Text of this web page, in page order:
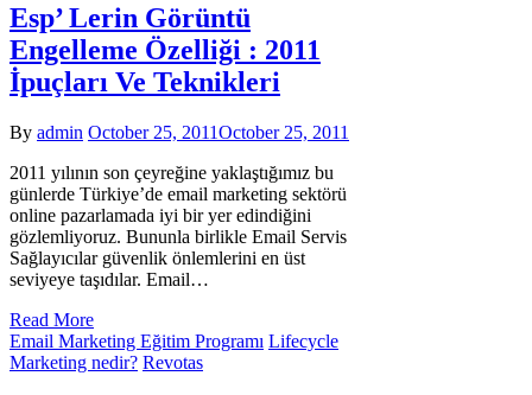
Esp’ Lerin Görüntü
Engelleme Özelliği : 2011
İpuçları Ve Teknikleri
By admin October 25, 2011October 25, 2011
2011 yılının son çeyreğine yaklaştığımız bu
günlerde Türkiye’de email marketing sektörü
online pazarlamada iyi bir yer edindiğini
gözlemliyoruz. Bununla birlikle Email Servis
Sağlayıcılar güvenlik önlemlerini en üst
seviyeye taşıdılar. Email…
Read More
Email Marketing Eğitim Programı Lifecycle
Marketing nedir? Revotas